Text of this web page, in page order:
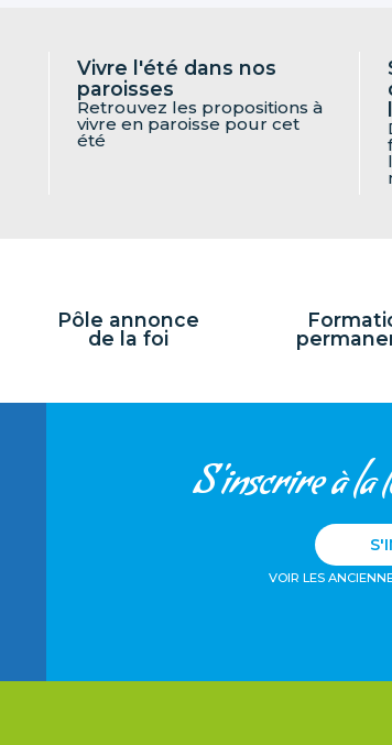
Vivre l'été dans nos
paroisses
Retrouvez les propositions à
vivre en paroisse pour cet
été
Pôle annonce
de la foi
S'inscrire à
VOIR LES